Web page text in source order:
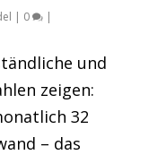
| 0 |
und
zeigen:
32
– das